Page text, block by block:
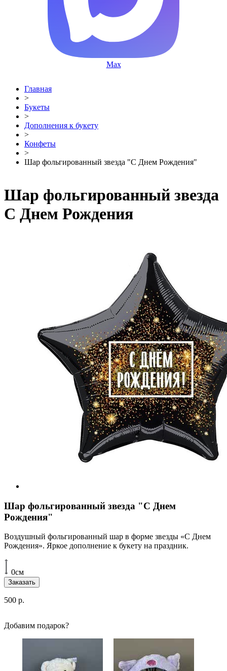
Max
Главная
>
Букеты
>
Дополнения к букету
>
Конфеты
>
Шар фольгированный звезда "С Днем Рождения"
Шар фольгированный звезда
С Днем Рождения
Шар фольгированный звезда "С Днем
Рождения"
Воздушный фольгированный шар в форме звезды «С Днем
Рождения». Яркое дополнение к букету на праздник.
0см
Заказать
500 р.
Добавим подарок?